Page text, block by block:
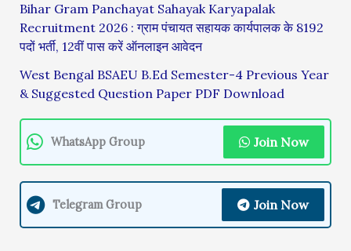
Bihar Gram Panchayat Sahayak Karyapalak
Recruitment 2026 : ग्राम पंचायत सहायक कार्यपालक के 8192
पदों भर्ती, 12वीं पास करें ऑनलाइन आवेदन
West Bengal BSAEU B.Ed Semester-4 Previous Year
& Suggested Question Paper PDF Download
WhatsApp Group Join Now
Telegram Group Join Now